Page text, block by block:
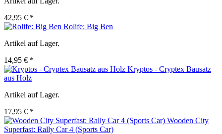
42,95 € *
Rolife: Big Ben
Artikel auf Lager.
14,95 € *
Kryptos - Cryptex Bausatz
aus Holz
Artikel auf Lager.
17,95 € *
Wooden City
Superfast: Rally Car 4 (Sports Car)